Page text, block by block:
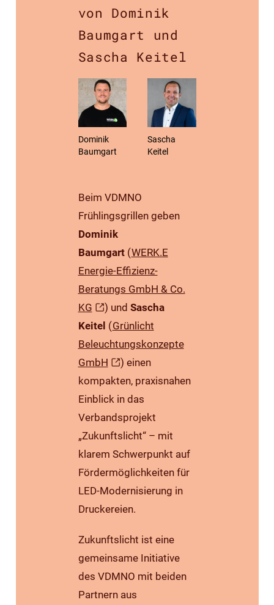
von Dominik
Baumgart und
Sascha Keitel
Dominik
Baumgart
Sascha
Keitel
Beim VDMNO
Frühlingsgrillen geben
Dominik
Baumgart(WERK.E
Energie-Effizienz-
Beratungs GmbH & Co.
KG
) und Sascha
Keitel (Grünlicht
Beleuchtungskonzepte
GmbH
) einen
kompakten, praxisnahen
Einblick in das
Verbandsprojekt
„Zukunftslicht“ – mit
klarem Schwerpunkt auf
Fördermöglichkeiten für
LED-Modernisierung in
Druckereien.
Zukunftslicht ist eine
gemeinsame Initiative
des VDMNO mit beiden
Partnern aus